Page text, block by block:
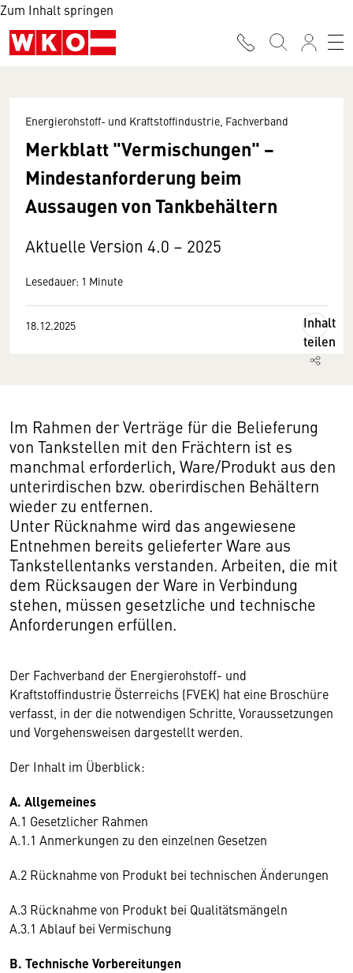
Zum Inhalt springen
Energierohstoff- und Kraftstoffindustrie, Fachverband
Merkblatt "Vermischungen" −
Mindestanforderung beim
Aussaugen von Tankbehältern
Aktuelle Version 4.0 – 2025
Lesedauer: 1 Minute
18.12.2025
Inhalt
teilen
Im Rahmen der Verträge für die Belieferung
von Tankstellen mit den Frächtern ist es
manchmal erforderlich, Ware/Produkt aus den
unterirdischen bzw. oberirdischen Behältern
wieder zu entfernen.
Unter Rücknahme wird das angewiesene
Entnehmen bereits gelieferter Ware aus
Tankstellentanks verstanden. Arbeiten, die mit
dem Rücksaugen der Ware in Verbindung
stehen, müssen gesetzliche und technische
Anforderungen erfüllen.
Der Fachverband der Energierohstoff- und
Kraftstoffindustrie Österreichs (FVEK) hat eine Broschüre
verfasst, in der die notwendigen Schritte, Voraussetzungen
und Vorgehensweisen dargestellt werden.
Der Inhalt im Überblick:
A. Allgemeines
A.1 Gesetzlicher Rahmen
A.1.1 Anmerkungen zu den einzelnen Gesetzen
A.2 Rücknahme von Produkt bei technischen Änderungen
A.3 Rücknahme von Produkt bei Qualitätsmängeln
A.3.1 Ablauf bei Vermischung
B. Technische Vorbereitungen